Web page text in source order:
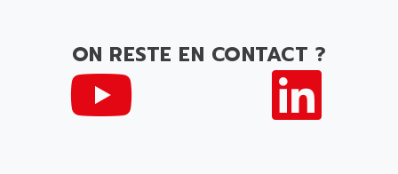
ON RESTE EN CONTACT ?